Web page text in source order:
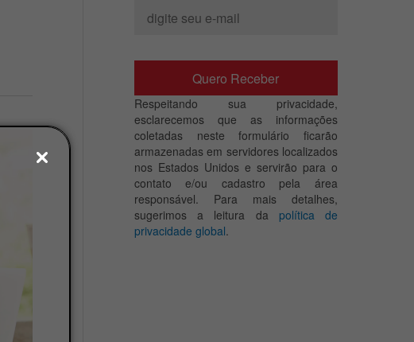
Respeitando sua privacidade,
esclarecemos que as informações
coletadas neste formulário ficarão
armazenadas em servidores localizados
nos Estados Unidos e servirão para o
contato e/ou cadastro pela área
responsável. Para mais detalhes,
sugerimos a leitura da política de
privacidade global.